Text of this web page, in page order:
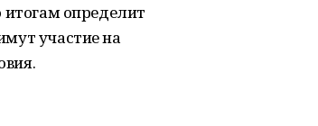
итогам определит
участие на